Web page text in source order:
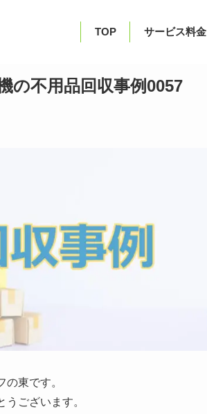
TOP サービス料金
の不用品回収事例0057
東です。
ございます。